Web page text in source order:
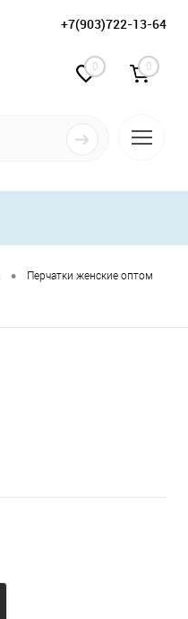
+7(903)722-13-64
0 0
• Перчатки женские оптом